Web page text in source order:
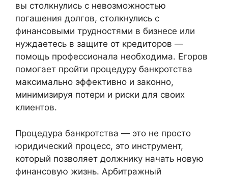
вы столкнулись с невозможностью
погашения долгов, столкнулись с
финансовыми трудностями в бизнесе или
нуждаетесь в защите от кредиторов —
помощь профессионала необходима. Егоров
помогает пройти процедуру банкротства
максимально эффективно и законно,
минимизируя потери и риски для своих
клиентов.
Процедура банкротства — это не просто
юридический процесс, это инструмент,
который позволяет должнику начать новую
финансовую жизнь. Арбитражный